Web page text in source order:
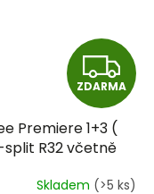
Z
D
R
ZDARMA
Premiere 1+3 (
split R32 včetně
Skladem (>5 ks)